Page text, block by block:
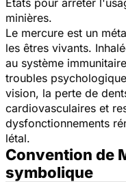
minières.
Le mercure est un
les êtres vivants.
au système
troubles
vision, la perte de
cardiovasculaires et
dysfonctionnements
létal.
Convention de
symbolique